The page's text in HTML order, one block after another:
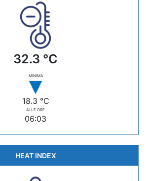
32.3 °C
MINIMA
18.3 °C
ALLE ORE
06:03
HEAT INDEX